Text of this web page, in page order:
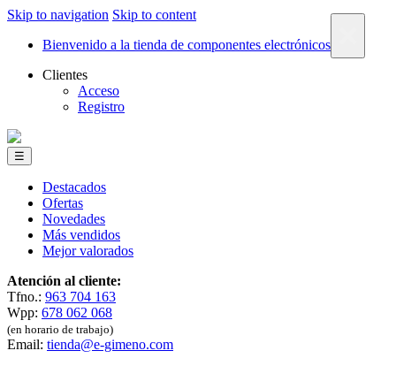
Skip to navigation Skip to content
Bienvenido a la tienda de componentes electrónicos
Clientes
Acceso
Registro
☰
Destacados
Ofertas
Novedades
Más vendidos
Mejor valorados
Atención al cliente:
Tfno.: 963 704 163
Wpp: 678 062 068
(en horario de trabajo)
Email: tienda@e-gimeno.com